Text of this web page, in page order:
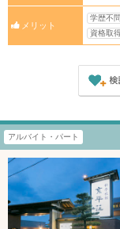
メリット
学歴不問
資格取
アルバイト・パート